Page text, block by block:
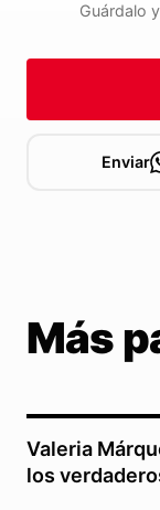
Guárdalo
Enviar
Más
Valeria
los